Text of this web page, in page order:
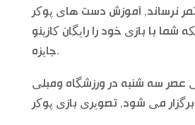
نرساند, آموزش دست های پوکر
شما با بازی خود را رایگان کازینو
جایزه.
عصر سه شنبه در ورزشگاه ومبلی